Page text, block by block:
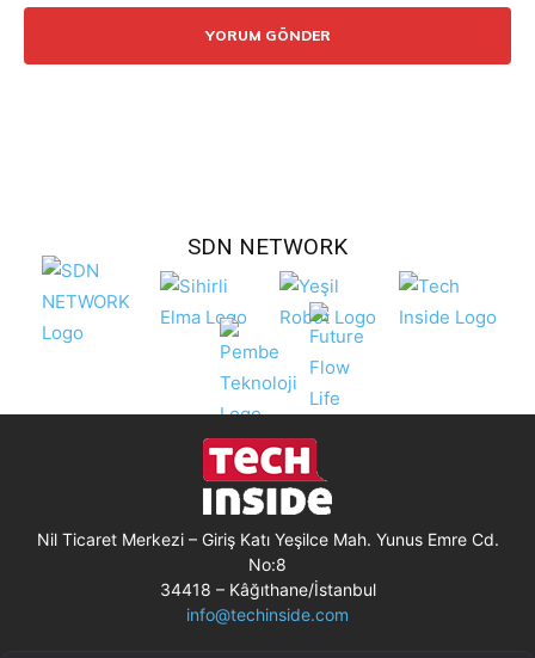
SDN NETWORK
Nil Ticaret Merkezi – Giriş Katı Yeşilce Mah. Yunus Emre Cd.
No:8
34418 – Kâğıthane/İstanbul
info@techinside.com